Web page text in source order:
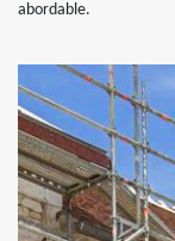
abordable.